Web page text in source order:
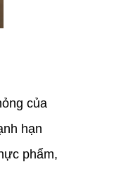
của
hạn
phẩm,